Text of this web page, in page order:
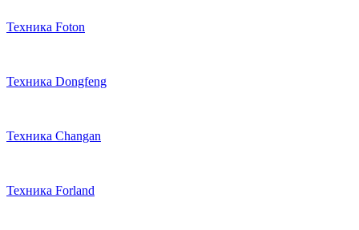
Техника Foton
Техника Dongfeng
Техника Changan
Техника Forland